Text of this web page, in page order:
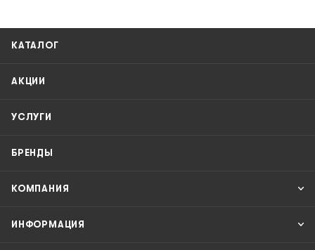
КАТАЛОГ
АКЦИИ
УСЛУГИ
БРЕНДЫ
КОМПАНИЯ
ИНФОРМАЦИЯ